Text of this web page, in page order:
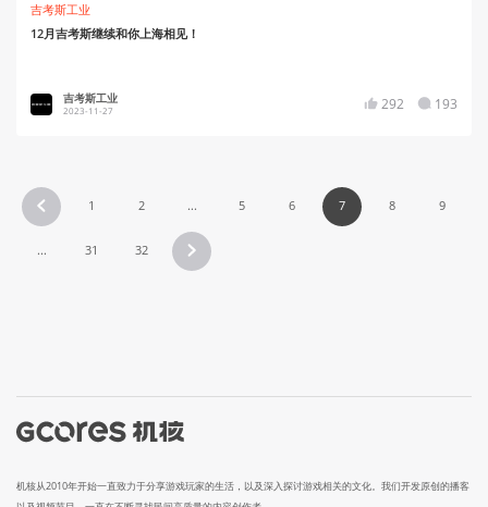
吉考斯工业
12月吉考斯继续和你上海相见！
吉考斯工业
2023-11-27 292 193
1 2 ... 5 6 7 8 9
... 31 32
机核从2010年开始一直致力于分享游戏玩家的生活，以及深入探讨游戏相关的文化。我们开发原创的播客